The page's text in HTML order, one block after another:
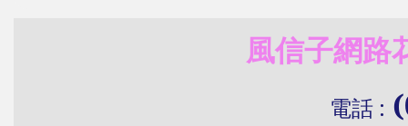
風信子網路
電話 :